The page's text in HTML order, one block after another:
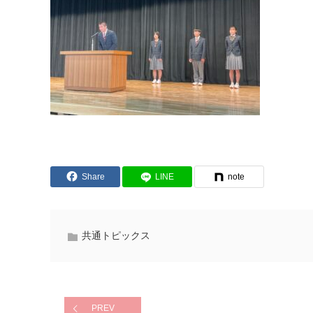
Share LINE note
共通トピックス
PREV